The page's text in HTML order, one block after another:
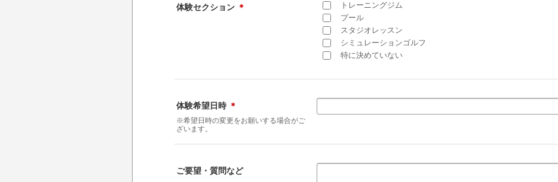
体験セクション ＊
トレーニングジム
プール
スタジオレッスン
シミュレーションゴルフ
特に決めていない
体験希望日時 ＊
※希望日時の変更をお願いする場合がご
ざいます。
ご要望・質問など